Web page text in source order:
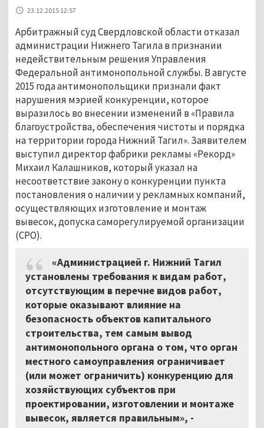
23.12.2015 12:57
Арбитражный суд Свердловской области отказал
администрации Нижнего Тагила в признании
недействительным решения Управления
Федеральной антимонопольной службы. В августе
2015 года антимонопольщики признали факт
нарушения мэрией конкуренции, которое
выразилось во внесении изменений в «Правила
благоустройства, обеспечения чистоты и порядка
на территории города Нижний Тагил». Заявителем
выступил директор фабрики рекламы «Рекорд»
Михаил Калашников, который указал на
несоответствие закону о конкуренции пункта
постановления о наличии у рекламных компаний,
осуществляющих изготовление и монтаж
вывесок, допуска саморегулируемой организации
(СРО).
«Администрацией г. Нижний Тагил
установлены требования к видам работ,
отсутствующим в перечне видов работ,
которые оказывают влияние на
безопасность объектов капитального
строительства, тем самым вывод
антимонопольного органа о том, что орган
местного самоуправления ограничивает
(или может ограничить) конкуренцию для
хозяйствующих субъектов при
проектировании, изготовлении и монтаже
вывесок, является правильным», -